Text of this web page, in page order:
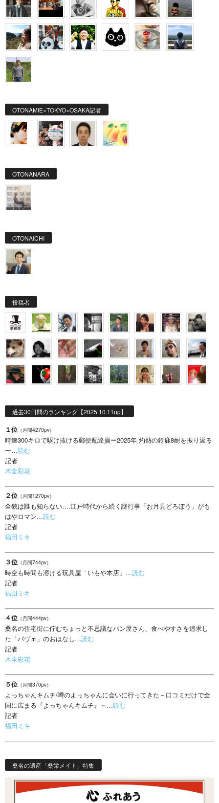
OTONAMIE×TOKYO×OSAKA記者
OTONANARA
OTONAICHI
投稿者
過去30日間のランキング【2025.10.11up】
１位 （月間4270pv）
時速300キロで駆け抜ける郵便配達員ー2025年 灼熱の鈴鹿8耐を振り返る
ー…読む
記者
木全彩花
２位 （月間1270pv）
全貌は誰も知らない….江戸時代から続く謎行事「お月見どろぼう」がも
はやロマン…読む
記者
福田ミキ
３位 （月間744pv）
時空も時間も溶ける玩具屋「いもや本店」…読む
記者
福田ミキ
４位 （月間444pv）
桑名の住宅街に佇むちょっと不思議なパン屋さん、食べやすさを追求し
た「パヴェ」のおはなし…読む
記者
木全彩花
５位 （月間370pv）
よっちゃんキムチ/噂のよっちゃんに会いに行ってきた～口コミだけで全
国に広まる『よっちゃんキムチ』～…読む
記者
福田ミキ
桑名の遺産「桑栄メイト」特集